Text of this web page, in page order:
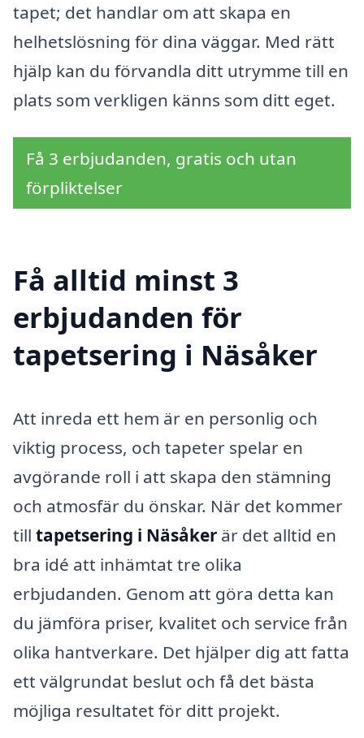
tapet; det handlar om att skapa en
helhetslösning för dina väggar. Med rätt
hjälp kan du förvandla ditt utrymme till en
plats som verkligen känns som ditt eget.
Få 3 erbjudanden, gratis och utan
förpliktelser
Få alltid minst 3
erbjudanden för
tapetsering i Näsåker
Att inreda ett hem är en personlig och
viktig process, och tapeter spelar en
avgörande roll i att skapa den stämning
och atmosfär du önskar. När det kommer
till tapetsering i Näsåker är det alltid en
bra idé att inhämtat tre olika
erbjudanden. Genom att göra detta kan
du jämföra priser, kvalitet och service från
olika hantverkare. Det hjälper dig att fatta
ett välgrundat beslut och få det bästa
möjliga resultatet för ditt projekt.